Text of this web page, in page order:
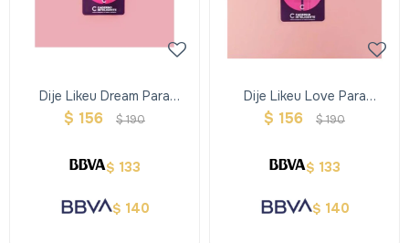
Dije Likeu Dream Para
Cuaderno Inteligente
$ 156 $190
$ 133
$ 140
Dije Likeu Love Para
Cuaderno Inteligente
$ 156 $190
$ 133
$ 140